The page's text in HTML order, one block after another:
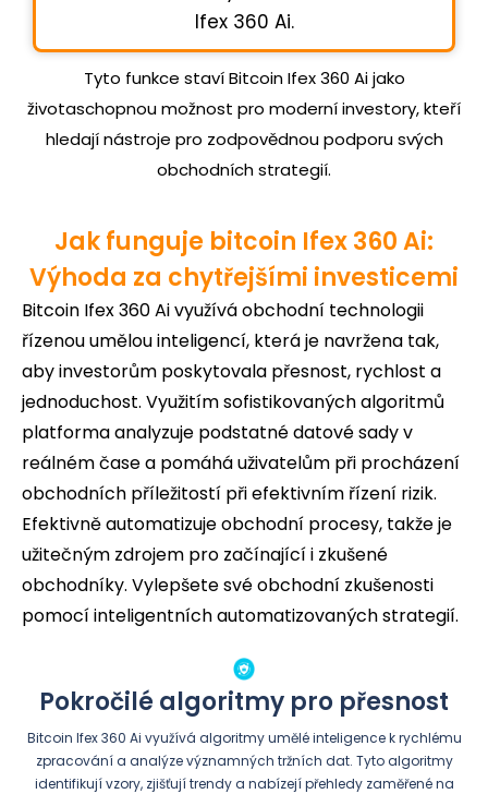
Ifex 360 Ai.
Tyto funkce staví Bitcoin Ifex 360 Ai jako
životaschopnou možnost pro moderní investory, kteří
hledají nástroje pro zodpovědnou podporu svých
obchodních strategií.
Jak funguje bitcoin Ifex 360 Ai:
Výhoda za chytřejšími investicemi
Bitcoin Ifex 360 Ai využívá obchodní technologii
řízenou umělou inteligencí, která je navržena tak,
aby investorům poskytovala přesnost, rychlost a
jednoduchost. Využitím sofistikovaných algoritmů
platforma analyzuje podstatné datové sady v
reálném čase a pomáhá uživatelům při procházení
obchodních příležitostí při efektivním řízení rizik.
Efektivně automatizuje obchodní procesy, takže je
užitečným zdrojem pro začínající i zkušené
obchodníky. Vylepšete své obchodní zkušenosti
pomocí inteligentních automatizovaných strategií.
Pokročilé algoritmy pro přesnost
Bitcoin Ifex 360 Ai využívá algoritmy umělé inteligence k rychlému
zpracování a analýze významných tržních dat. Tyto algoritmy
identifikují vzory, zjišťují trendy a nabízejí přehledy zaměřené na